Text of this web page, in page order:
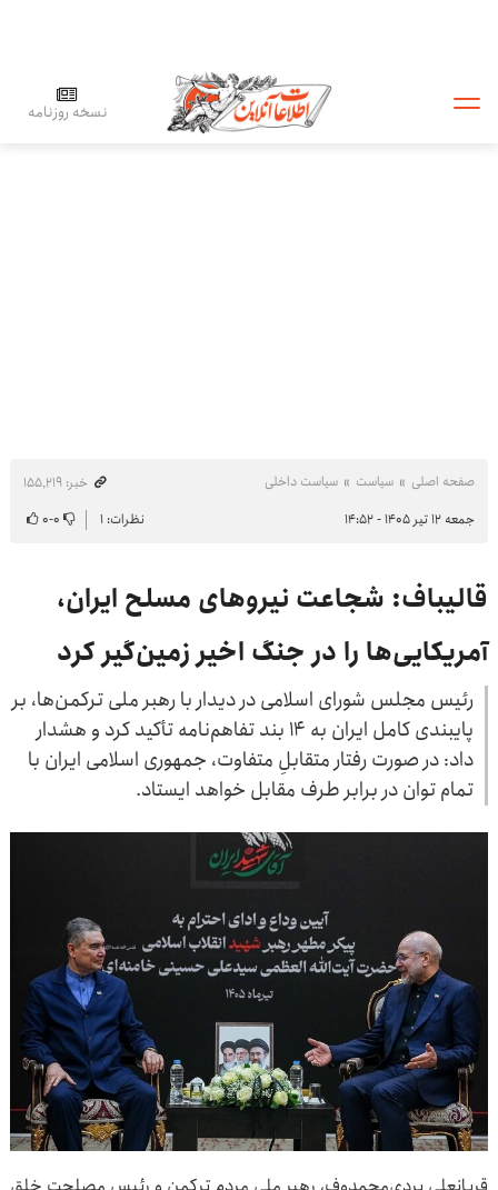
نسخه روزنامه
صفحه اصلی سیاست سیاست داخلی
خبر: ۱۵۵٬۲۱۹
جمعه ۱۲ تیر ۱۴۰۵ - ۱۴:۵۲
نظرات: ۱ ۰-۰
قالیباف: شجاعت نیروهای مسلح ایران،
آمریکایی‌ها را در جنگ اخیر زمین‌گیر کرد
رئیس مجلس شورای اسلامی در دیدار با رهبر ملی ترکمن‌ها، بر
پایبندی کامل ایران به ۱۴ بند تفاهم‌نامه تأکید کرد و هشدار
داد: در صورت رفتار متقابلِ متفاوت، جمهوری اسلامی ایران با
تمام توان در برابر طرف مقابل خواهد ایستاد.